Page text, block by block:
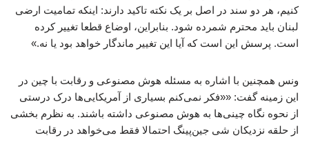
کنیم، هر دو سند در اصل بر یک نکته تاکید دارند: اینکه تمامیت ارضی
لبنان باید محترم شمرده شود. بنابراین، اوضاع قطعا تغییر کرده
است. پرسش این است که آیا این تغییر ماندگار خواهد بود یا نه.»
ونس همچنین با اشاره به مسئله هوش مصنوعی و رقابت با چین در
این زمینه گفت: ««فکر نمی‌کنم بسیاری از آمریکایی‌ها درک درستی
از نحوه نگاه چینی‌ها به هوش مصنوعی داشته باشند. به نظرم بخشی
از حلقه نزدیکان شی جین‌پینگ احتمالا فقط می‌خواهد در رقابت